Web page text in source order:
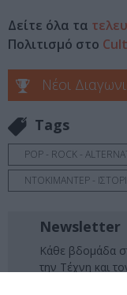
Δείτε όλα τα
Πολιτισμό στο
Νέοι
Tags
POP - ROCK -
ΝΤΟΚΙΜΑΝΤΕΡ -
Newsletter
Κάθε βδομάδα
την Τέχνη και